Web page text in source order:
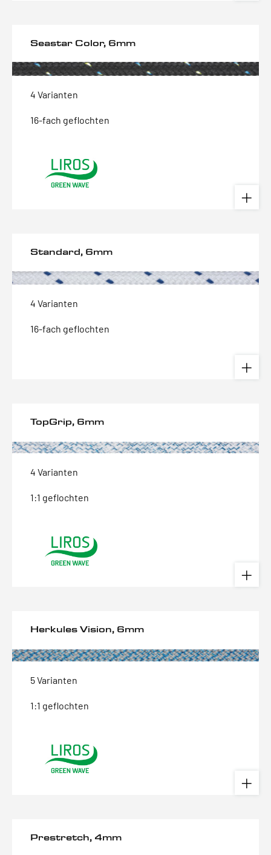
Seastar Color, 6mm
4 Varianten
16-fach geflochten
Standard, 6mm
4 Varianten
16-fach geflochten
TopGrip, 6mm
4 Varianten
1:1 geflochten
Herkules Vision, 6mm
5 Varianten
1:1 geflochten
Prestretch, 4mm